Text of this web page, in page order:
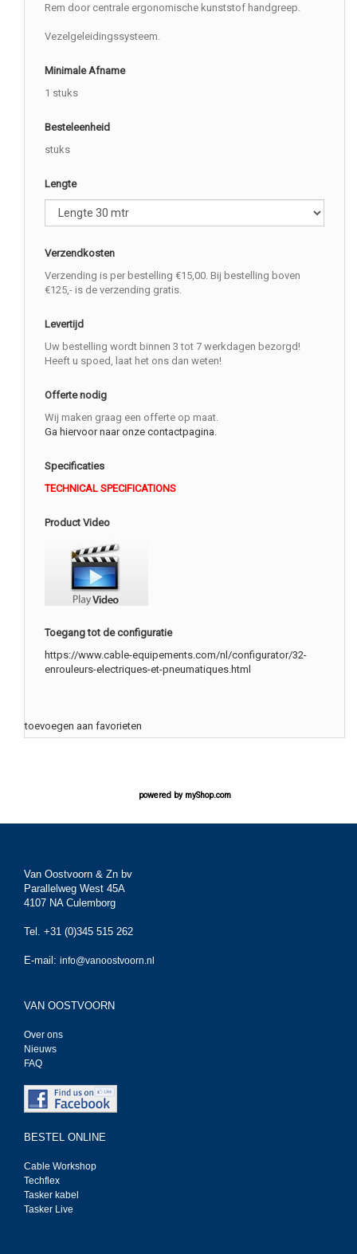
Rem door centrale ergonomische kunststof handgreep.
Vezelgeleidingssysteem.
Minimale Afname
1 stuks
Besteleenheid
stuks
Lengte
Verzendkosten
Verzending is per bestelling €15,00. Bij bestelling boven
€125,- is de verzending gratis.
Levertijd
Uw bestelling wordt binnen 3 tot 7 werkdagen bezorgd!
Heeft u spoed, laat het ons dan weten!
Offerte nodig
Wij maken graag een offerte op maat.
Ga hiervoor naar onze contactpagina.
Specificaties
TECHNICAL SPECIFICATIONS
Product Video
Toegang tot de configuratie
https://www.cable-equipements.com/nl/configurator/32-
enrouleurs-electriques-et-pneumatiques.html
toevoegen aan favorieten
powered by myShop.com
Van Oostvoorn & Zn bv
Parallelweg West 45A
4107 NA Culemborg
Tel. +31 (0)345 515 262
E-mail: info@vanoostvoorn.nl
VAN OOSTVOORN
Over ons
Nieuws
FAQ
BESTEL ONLINE
Cable Workshop
Techflex
Tasker kabel
Tasker Live